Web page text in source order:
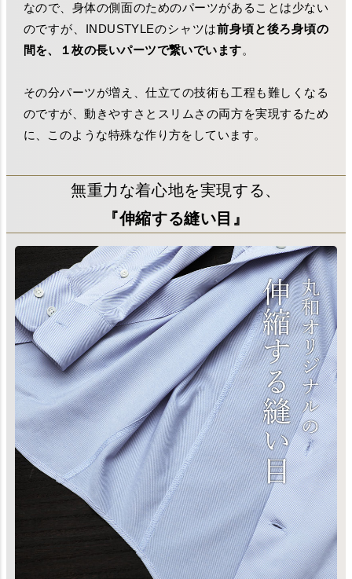
なので、身体の側面のためのパーツがあることは少ない
のですが、INDUSTYLEのシャツは前身頃と後ろ身頃の
間を、１枚の長いパーツで繋いでいます。
その分パーツが増え、仕立ての技術も工程も難しくなる
のですが、動きやすさとスリムさの両方を実現するため
に、このような特殊な作り方をしています。
無重力な着心地を実現する、
『伸縮する縫い目』